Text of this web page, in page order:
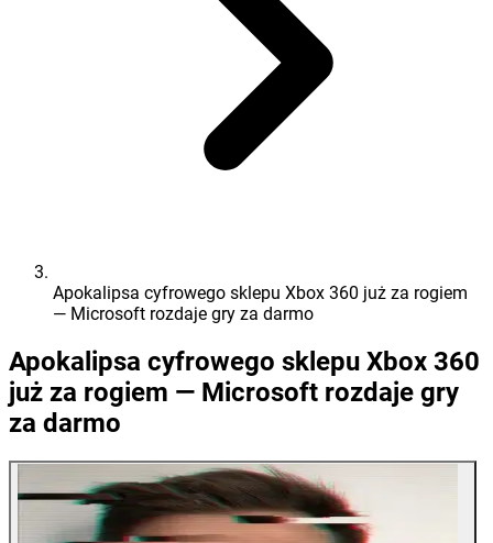
Apokalipsa cyfrowego sklepu Xbox 360 już za rogiem
— Microsoft rozdaje gry za darmo
Apokalipsa cyfrowego sklepu Xbox 360
już za rogiem — Microsoft rozdaje gry
za darmo